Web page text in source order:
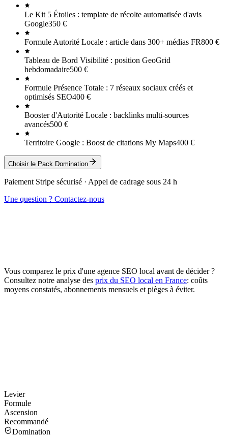
Le Kit 5 Étoiles : template de récolte automatisée d'avis
Google350 €
Formule Autorité Locale : article dans 300+ médias FR800 €
Tableau de Bord Visibilité : position GeoGrid
hebdomadaire500 €
Formule Présence Totale : 7 réseaux sociaux créés et
optimisés SEO400 €
Booster d'Autorité Locale : backlinks multi-sources
avancés500 €
Territoire Google : Boost de citations My Maps400 €
Choisir le Pack Domination
Paiement Stripe sécurisé · Appel de cadrage sous 24 h
Une question ? Contactez-nous
Vous comparez le prix d'une agence SEO local avant de décider ?
Consultez notre analyse des prix du SEO local en France: coûts
moyens constatés, abonnements mensuels et pièges à éviter.
Levier
Formule
Ascension
Recommandé
Domination